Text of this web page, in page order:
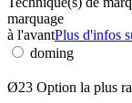
marquage
à l'avantPlus d'infos
doming
Ø23 Option la plus